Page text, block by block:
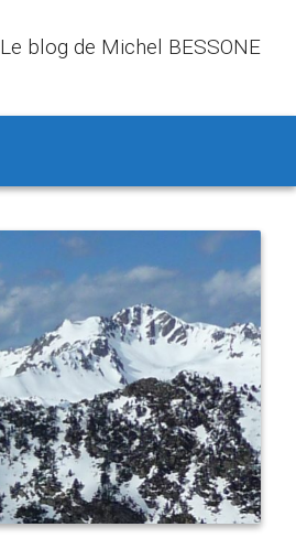
Le blog de Michel BESSONE